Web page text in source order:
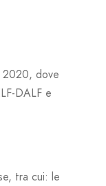
2020, dove
DALF e
tra cui: le